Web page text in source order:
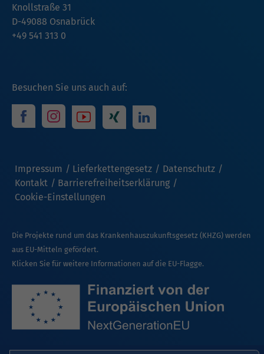
Besuchen Sie uns auch auf:
Impressum Lieferkettengesetz
Datenschutz
Kontakt
Barrierefreiheitserklärung
Cookie-Einstellungen
Knollstraße 31
D-49088 Osnabrück
+49 541 313 0
Die Projekte rund um das Krankenhauszukunftsgesetz (KHZG) werden
aus EU-Mitteln gefördert.
Klicken Sie für weitere Informationen auf die EU-Flagge.